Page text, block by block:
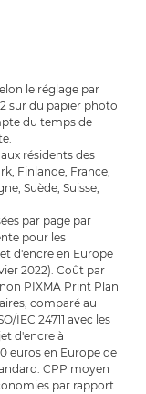
le réglage par
sur du papier photo
du temps de
résidents des
Finlande, France,
Suède, Suisse,
par page par
pour les
d'encre en Europe
2022). Coût par
PIXMA Print Plan
comparé au
IEC 24711 avec les
d'encre à
euros en Europe de
CPP moyen
par rapport